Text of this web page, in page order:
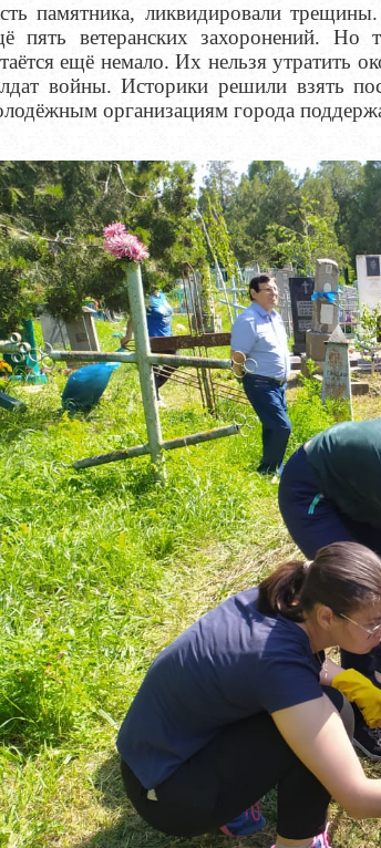
памятника, ликвидировали
пять ветеранских захоронений. Но
ещё немало. Их нельзя утратить
войны. Историки решили взять
организациям города